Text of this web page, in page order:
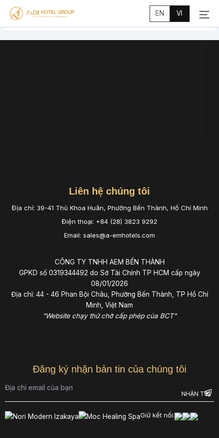
nội
EN VI Menu
Liên hệ chúng tôi
Địa chỉ: 39-41 Thủ Khoa Huân, Phường Bến Thành, Hồ Chí Minh
Điện thoại: +84 (28) 3823 9292
Email: sales@a-emhotels.com
CÔNG TY TNHH AEM BẾN THÀNH
GPKD số 0319344492 do Sở Tài Chính TP HCM cấp ngày
08/01/2026
Địa chỉ: 44 - 46 Phan Bội Châu, Phường Bến Thành, TP Hồ Chí
Minh, Việt Nam
"Website chạy thử chờ cấp phép của BCT"
Đăng ký nhận bản tin của chúng tôi
Giữ kết nối: